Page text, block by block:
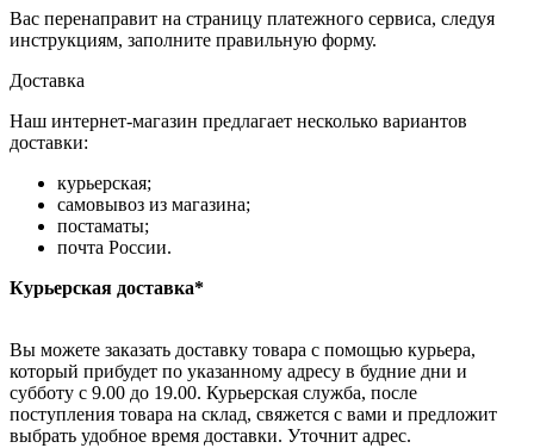
Вас перенаправит на страницу платежного сервиса, следуя
инструкциям, заполните правильную форму.
Доставка
Наш интернет-магазин предлагает несколько вариантов
доставки:
курьерская;
самовывоз из магазина;
постаматы;
почта России.
Курьерская доставка*
Вы можете заказать доставку товара с помощью курьера,
который прибудет по указанному адресу в будние дни и
субботу с 9.00 до 19.00. Курьерская служба, после
поступления товара на склад, свяжется с вами и предложит
выбрать удобное время доставки. Уточнит адрес.